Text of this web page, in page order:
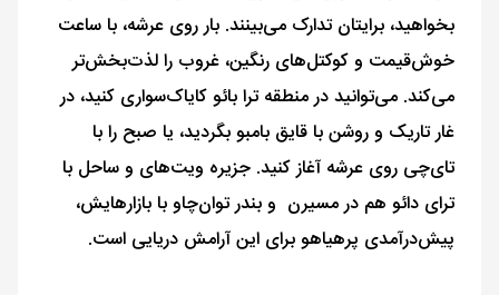
بخواهید، برایتان تدارک می‌بینند. بار روی عرشه، با ساعت
خوش‌قیمت و کوکتل‌های رنگین، غروب را لذت‌بخش‌تر
می‌کند. می‌توانید در منطقه ترا بائو کایاک‌سواری کنید، در
غار تاریک و روشن با قایق بامبو بگردید، یا صبح را با
تای‌چی روی عرشه آغاز کنید. جزیره ویت‌های و ساحل با
ترای دائو هم در مسیرن و بندر توان‌چاو با بازارهایش،
پیش‌درآمدی پرهیاهو برای این آرامش دریایی است.